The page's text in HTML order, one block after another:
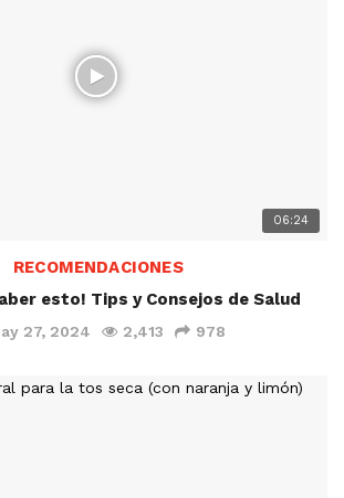
06:24
RECOMENDACIONES
esto! Tips y Consejos de Salud
27, 2024 2,413 978